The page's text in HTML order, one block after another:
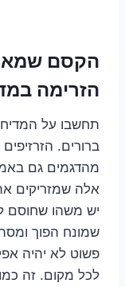
הקסם
הזרימה
תחשבו על
ברורים.
מהדגמים גם
אלה שמזריקים
יש משהו שחוסם
שמונח הפוך
פשוט לא יהיה
לכל מקום. זה